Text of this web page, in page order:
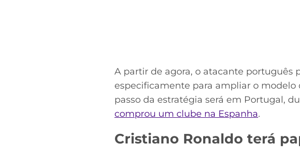
A partir de agora, o atacante português
especificamente para ampliar o
passo da estratégia será em Portugal,
comprou um clube na Espanha.
Cristiano Ronaldo terá